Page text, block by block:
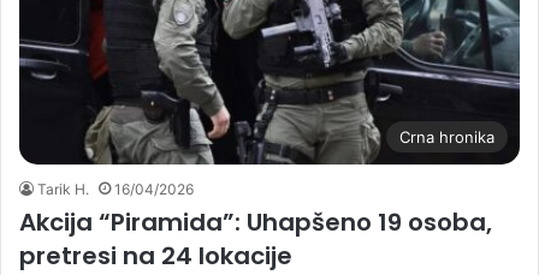
Crna hronika
Tarik H. 16/04/2026
Akcija “Piramida”: Uhapšeno 19 osoba,
pretresi na 24 lokacije